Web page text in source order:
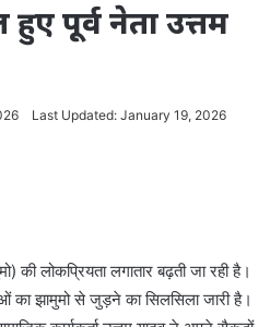
पूर्व नेता उत्तम
Last Updated: January 19, 2026
की लोकप्रियता लगातार बढ़ती जा रही है।
का झामुमो से जुड़ने का सिलसिला जारी है।